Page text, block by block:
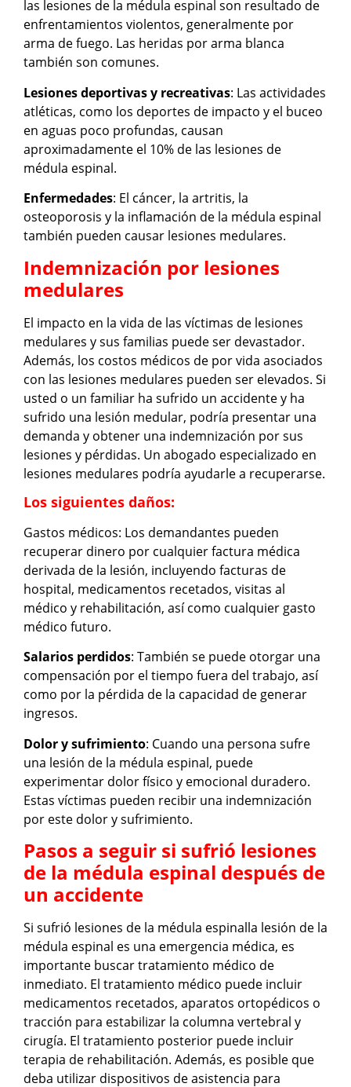
las lesiones de la médula espinal son resultado de
enfrentamientos violentos, generalmente por
arma de fuego. Las heridas por arma blanca
también son comunes.
Lesiones deportivas y recreativas: Las actividades
atléticas, como los deportes de impacto y el buceo
en aguas poco profundas, causan
aproximadamente el 10% de las lesiones de
médula espinal.
Enfermedades: El cáncer, la artritis, la
osteoporosis y la inflamación de la médula espinal
también pueden causar lesiones medulares.
Indemnización por lesiones
medulares
El impacto en la vida de las víctimas de lesiones
medulares y sus familias puede ser devastador.
Además, los costos médicos de por vida asociados
con las lesiones medulares pueden ser elevados. Si
usted o un familiar ha sufrido un accidente y ha
sufrido una lesión medular, podría presentar una
demanda y obtener una indemnización por sus
lesiones y pérdidas. Un abogado especializado en
lesiones medulares podría ayudarle a recuperarse.
Los siguientes daños:
Gastos médicos: Los demandantes pueden
recuperar dinero por cualquier factura médica
derivada de la lesión, incluyendo facturas de
hospital, medicamentos recetados, visitas al
médico y rehabilitación, así como cualquier gasto
médico futuro.
Salarios perdidos: También se puede otorgar una
compensación por el tiempo fuera del trabajo, así
como por la pérdida de la capacidad de generar
ingresos.
Dolor y sufrimiento: Cuando una persona sufre
una lesión de la médula espinal, puede
experimentar dolor físico y emocional duradero.
Estas víctimas pueden recibir una indemnización
por este dolor y sufrimiento.
Pasos a seguir si sufrió lesiones
de la médula espinal después de
un accidente
Si sufrió lesiones de la médula espinalla lesión de la
médula espinal es una emergencia médica, es
importante buscar tratamiento médico de
inmediato. El tratamiento médico puede incluir
medicamentos recetados, aparatos ortopédicos o
tracción para estabilizar la columna vertebral y
cirugía. El tratamiento posterior puede incluir
terapia de rehabilitación. Además, es posible que
deba utilizar dispositivos de asistencia para